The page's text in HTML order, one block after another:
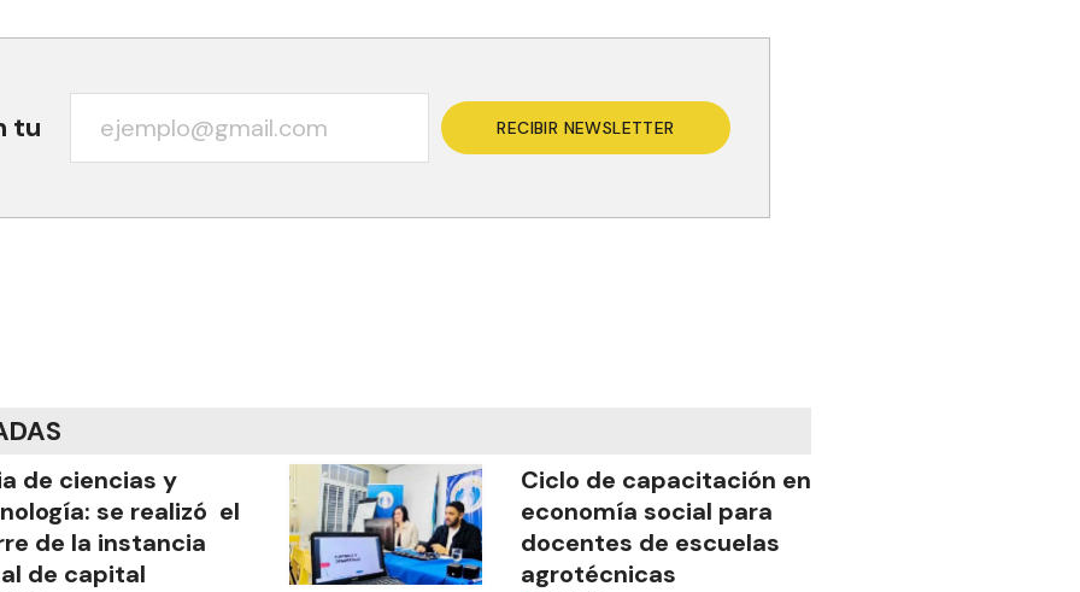
tu RECIBIR NEWSLETTER
de ciencias y
se realizó el
de la instancia
de capital
Ciclo de capacitación en
economía social para
docentes de escuelas
agrotécnicas